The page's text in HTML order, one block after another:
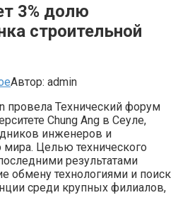
3% долю
строительной
Автор: admin
провела Технический форум
Chung Ang в Сеуле,
инженеров и
мира. Целью технического
результатами
обмену технологиями и поиск
среди крупных филиалов,